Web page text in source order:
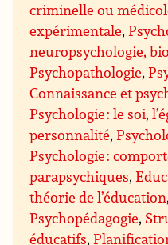
criminelle ou
expérimentale,
neuropsychologie,
Psychopathologie,
Connaissance et
Psychologie : le soi,
personnalité,
Psychologie :
parapsychiques,
théorie de l’éducation
Psychopédagogie,
éducatifs,